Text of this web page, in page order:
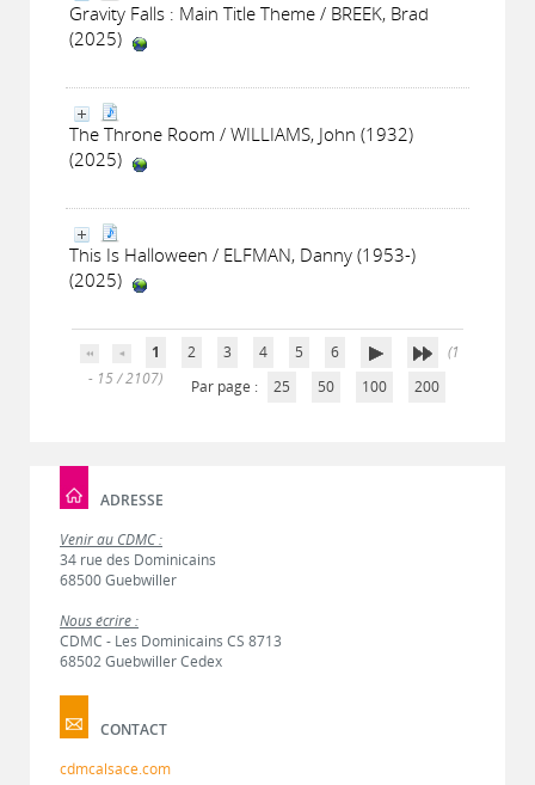
Gravity Falls : Main Title Theme / BREEK, Brad
(2025)
The Throne Room / WILLIAMS, John (1932)
(2025)
This Is Halloween / ELFMAN, Danny (1953-)
(2025)
1 2 3 4 5 6
(1
- 15 / 2107)
Par page : 25 50 100 200
ADRESSE
Venir au CDMC :
34 rue des Dominicains
68500 Guebwiller
Nous écrire :
CDMC - Les Dominicains CS 8713
68502 Guebwiller Cedex
CONTACT
cdmcalsace.com